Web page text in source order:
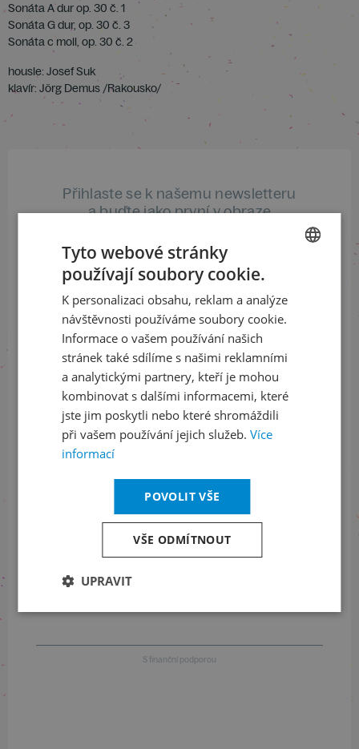
Sonáta A dur op. 30 č. 1
Sonáta G dur, op. 30 č. 3
Sonáta c moll, op. 30 č. 2
housle: Josef Suk
klavír: Jörg Demus /Rakousko/
Přihlaste se k našemu newsletteru
a buďte jako první v obraze
ODEBÍRAT NEWSLETTER
Sledujte nás na sociálních sítích
LinkedInflickr
Informace o stavu objednávek
Informace o programu
+420 257 310 414
S finanční podporou
ENGLISH
Tyto webové stránky
používají soubory cookie.
K personalizaci obsahu, reklam a analýze
návštěvnosti používáme soubory cookie.
Informace o vašem používání našich
stránek také sdílíme s našimi reklamními
a analytickými partnery, kteří je mohou
kombinovat s dalšími informacemi, které
jste jim poskytli nebo které shromáždili
při vašem používání jejich služeb. Více
informací
POVOLIT VŠE
VŠE ODMÍTNOUT
UPRAVIT